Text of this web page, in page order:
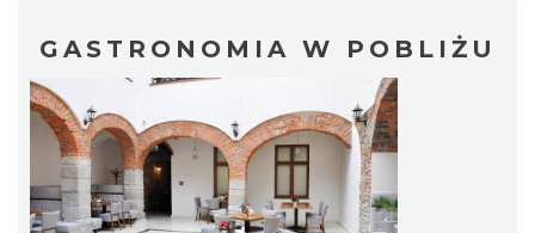
GASTRONOMIA W POBLIŻU